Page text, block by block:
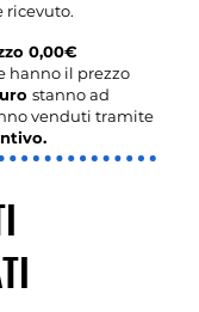
ricevuto.
0,00€
hanno il prezzo
stanno ad
venduti tramite